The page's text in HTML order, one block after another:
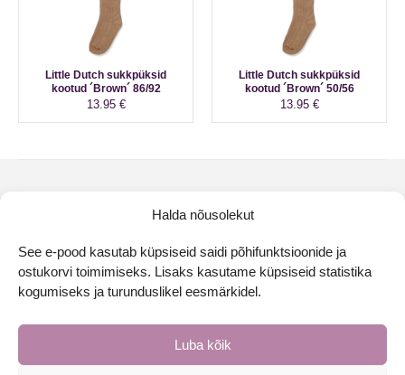
Halda nõusolekut
See e-pood kasutab küpsiseid saidi põhifunktsioonide ja
ostukorvi toimimiseks. Lisaks kasutame küpsiseid statistika
kogumiseks ja turunduslikel eesmärkidel.
Luba kõik
Little Dutch sukkpüksid
kootud ´Brown´ 86/92
13.95 €
Little Dutch sukkpüksid
kootud ´Brown´ 50/56
13.95 €